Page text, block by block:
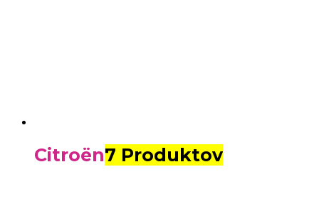
Citroën7 Produktov